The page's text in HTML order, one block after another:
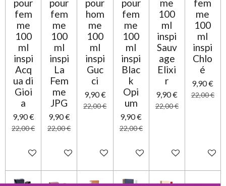
pour
fem
me
100
ml
inspi
Acq
ua di
Gioi
a
9,90 €
22,00 €
Ajouter au panier
pour
fem
me
100
ml
inspi
La
Fem
me
JPG
9,90 €
22,00 €
Ajouter au panier
pour
hom
me
100
ml
inspi
Guc
ci
9,90 €
22,00 €
Ajouter au panier
pour
fem
me
100
ml
inspi
Blac
k
Opi
um
9,90 €
22,00 €
Ajouter au panier
me
100
ml
inspi
Sauv
age
Elixi
r
9,90 €
22,00 €
Ajouter au panier
fem
me
100
ml
inspi
Chlo
é
9,90 €
22,00 €
Ajouter